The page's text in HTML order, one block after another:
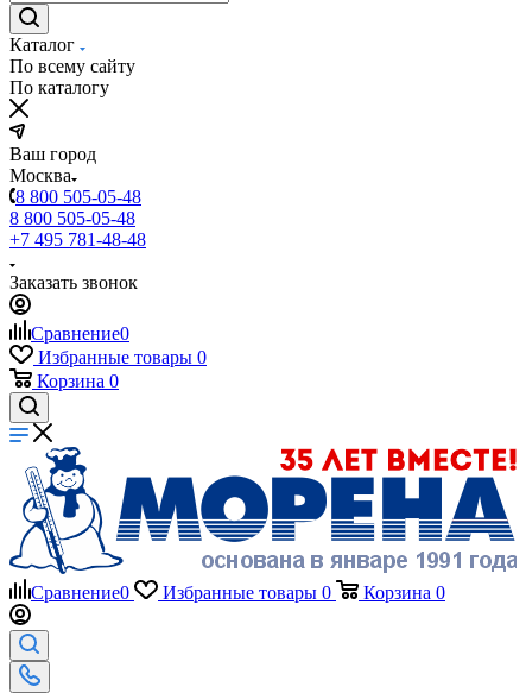
Каталог
По всему сайту
По каталогу
Ваш город
Москва
8 800 505-05-48
8 800 505-05-48
+7 495 781-48-48
Заказать звонок
Сравнение0
Избранные товары 0
Корзина 0
Сравнение0 Избранные товары 0 Корзина 0